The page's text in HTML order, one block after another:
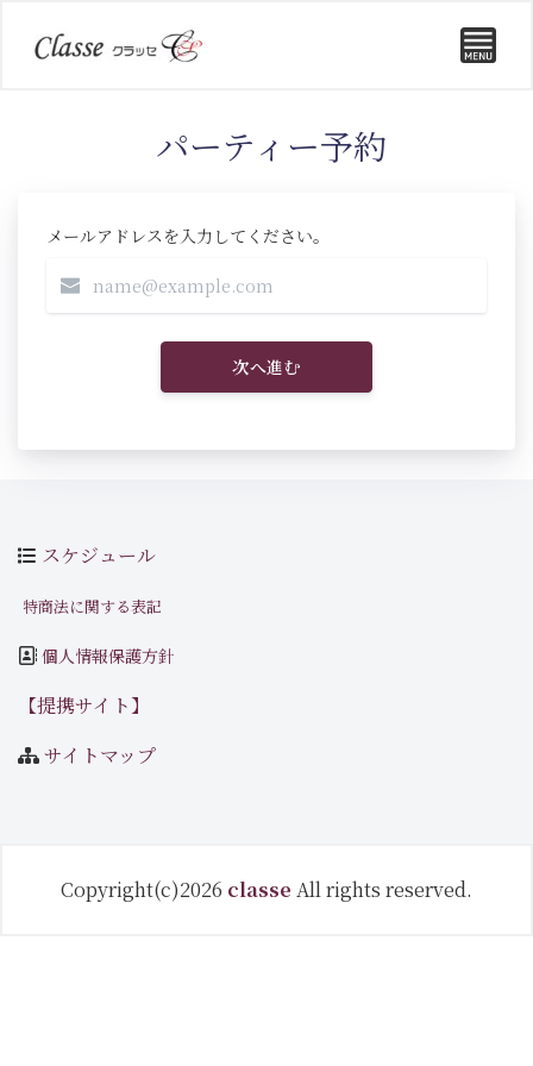
パーティー予約
メールアドレスを入力してください。
次へ進む
スケジュール
特商法に関する表記
個人情報保護方針
【提携サイト】
サイトマップ
Copyright(c)2026 classe All rights reserved.